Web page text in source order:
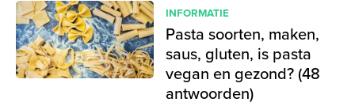
INFORMATIE
Pasta soorten, maken,
saus, gluten, is pasta
vegan en gezond? (48
antwoorden)